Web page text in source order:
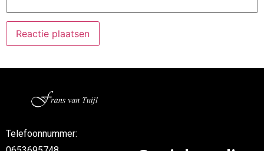
Telefoonnummer: